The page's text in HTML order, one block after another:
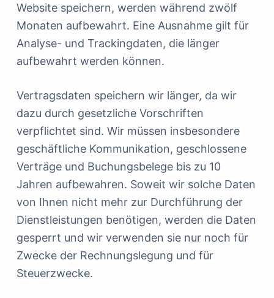
Website speichern, werden während zwölf
Monaten aufbewahrt. Eine Ausnahme gilt für
Analyse- und Trackingdaten, die länger
aufbewahrt werden können.
Vertragsdaten speichern wir länger, da wir
dazu durch gesetzliche Vorschriften
verpflichtet sind. Wir müssen insbesondere
geschäftliche Kommunikation, geschlossene
Verträge und Buchungsbelege bis zu 10
Jahren aufbewahren. Soweit wir solche Daten
von Ihnen nicht mehr zur Durchführung der
Dienstleistungen benötigen, werden die Daten
gesperrt und wir verwenden sie nur noch für
Zwecke der Rechnungslegung und für
Steuerzwecke.